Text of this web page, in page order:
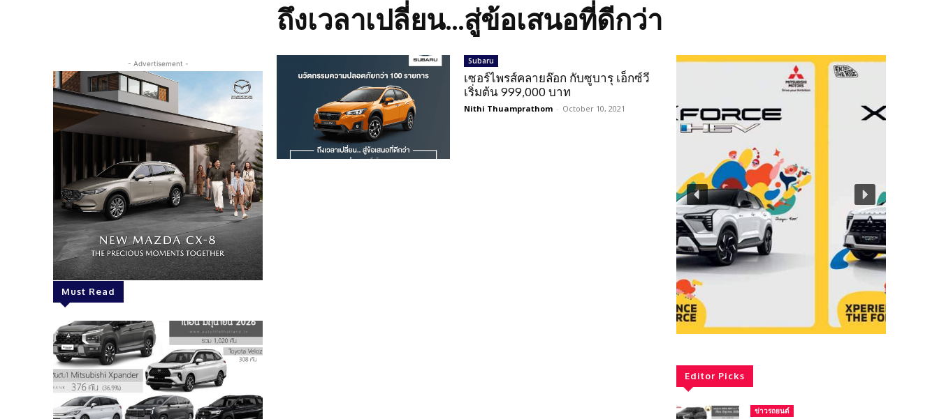
ถึงเวลาเปลี่ยน...สู่ข้อเสนอที่ดีกว่า
- Advertisement -
Must Read
Subaru
เซอร์ไพรส์คลายล๊อก กับซูบารุ เอ็กซ์วี
เริ่มต้น 999,000 บาท
Nithi Thuamprathom - October 10, 2021
Editor Picks
ข่าวรถยนต์